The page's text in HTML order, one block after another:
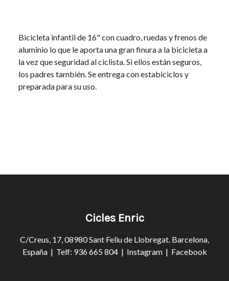
Bicicleta infantil de 16" con cuadro, ruedas y frenos de
aluminio lo que le aporta una gran finura a la bicicleta a
la vez que seguridad al ciclista. Si ellos están seguros,
los padres también. Se entrega con estabiciclos y
preparada para su uso.
Cicles Enric
C/Creus, 17, 08980 Sant Feliu de Llobregat. Barcelona,
España | Telf: 936 665 804 | Instagram | Facebook